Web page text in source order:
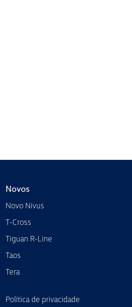
Novos
Novo Nivus
T-Cross
Tiguan R-Line
Taos
Tera
Política de privacidade